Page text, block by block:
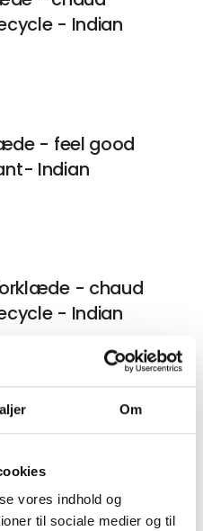
Om
vores indhold og
til sociale medier og til
- Indian
- feel good
Indian
- chaud
- Indian
damekjole m.